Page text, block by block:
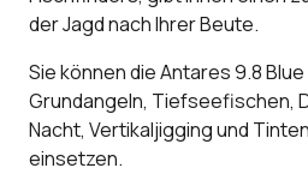
der Jagd nach Ihrer Beute.
Sie können die Antares 9.8 Blue
Grundangeln, Tiefseefischen,
Nacht, Vertikaljigging und
einsetzen.